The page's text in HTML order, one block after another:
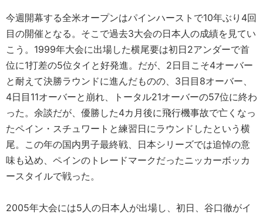
今週開幕する全米オープンはパインハーストで10年ぶり4回
目の開催となる。そこで過去3大会の日本人の成績を見てい
こう。1999年大会に出場した横尾要は初日2アンダーで首
位に1打差の5位タイと好発進。だが、2日目こそ4オーバー
と耐えて決勝ラウンドに進んだものの、3日目8オーバー、
4日目11オーバーと崩れ、トータル21オーバーの57位に終わ
った。余談だが、優勝した4カ月後に飛行機事故で亡くなっ
たペイン・スチュワートと練習日にラウンドしたという横
尾。この年の国内男子最終戦、日本シリーズでは追悼の意
味も込め、ペインのトレードマークだったニッカーボッカ
ースタイルで戦った。
2005年大会には5人の日本人が出場し、初日、谷口徹がイ